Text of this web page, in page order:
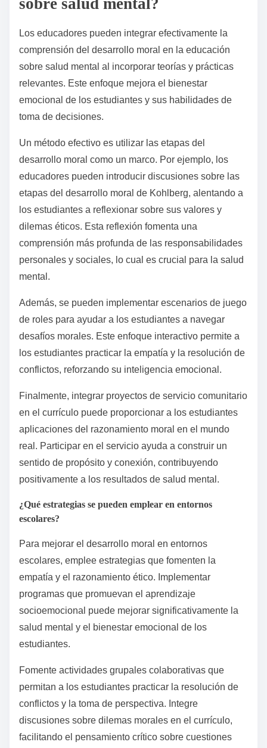
implicaciones a largo plazo incluyen problemas de
adaptarse a las normas sociales. Abordar estas
interrupciones temprano puede promover resultados
emocionales más saludables y mejorar la salud
mental.
¿Cómo pueden los educadores
integrar la comprensión del
desarrollo moral en la educación
sobre salud mental?
Los educadores pueden integrar efectivamente la
comprensión del desarrollo moral en la educación
relevantes. Este enfoque mejora el bienestar
emocional de los estudiantes y sus habilidades de
toma de decisiones.
Un método efectivo es utilizar las etapas del
desarrollo moral como un marco. Por ejemplo, los
educadores pueden introducir discusiones sobre las
etapas del desarrollo moral de Kohlberg, alentando a
los estudiantes a reflexionar sobre sus valores y
dilemas éticos. Esta reflexión fomenta una
comprensión más profunda de las responsabilidades
personales y sociales, lo cual es crucial para la salud
Además, se pueden implementar escenarios de juego
los estudiantes practicar la empatía y la resolución de
Finalmente, integrar proyectos de servicio comunitario
en el currículo puede proporcionar a los estudiantes
aplicaciones del razonamiento moral en el mundo
sentido de propósito y conexión, contribuyendo
¿Qué estrategias se pueden emplear en entornos
escolares?